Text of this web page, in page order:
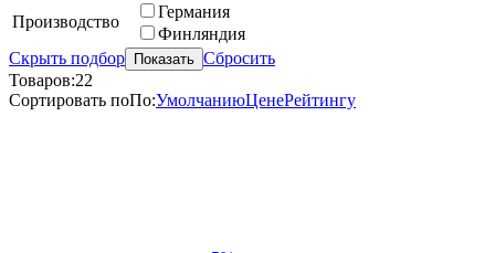
Производство
Германия
Финляндия
Скрыть подбор
Показать Сбросить
Товаров:22
Сортировать поПо:УмолчаниюЦенеРейтингу